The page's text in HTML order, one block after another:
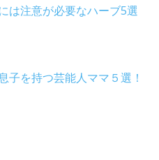
は注意が必要なハーブ5選
子を持つ芸能人ママ５選！